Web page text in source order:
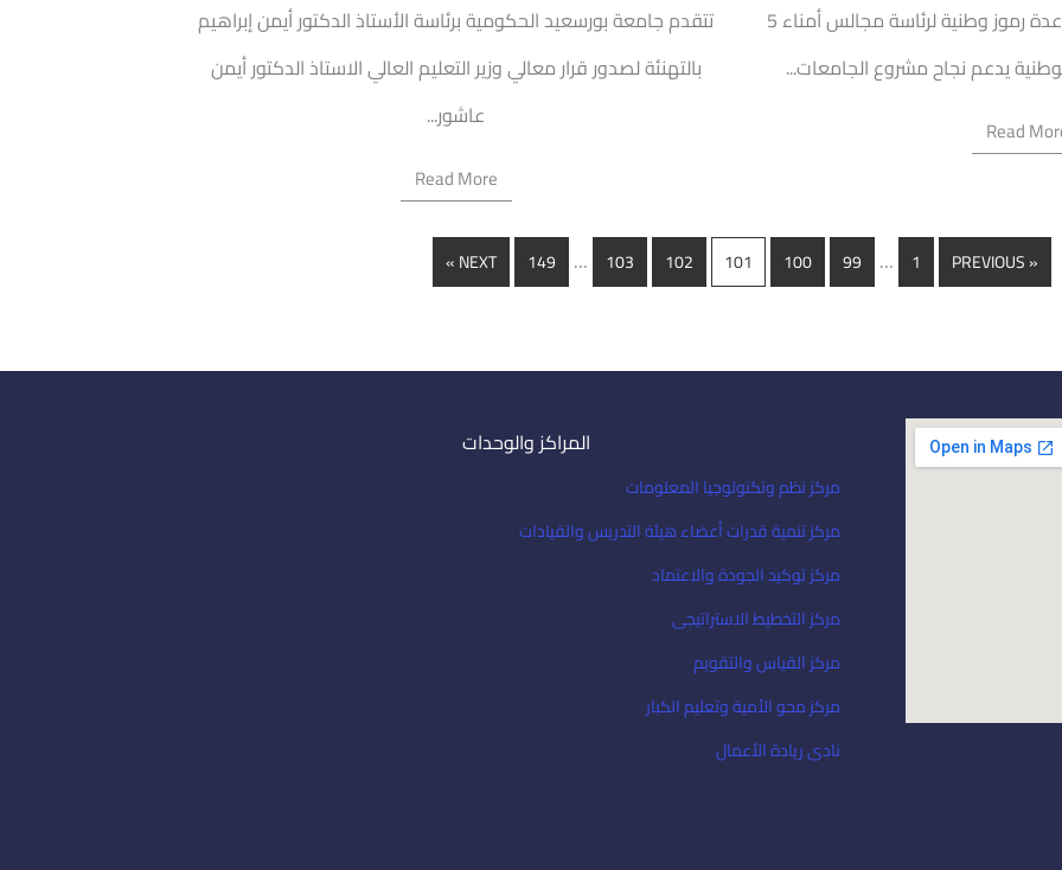
تتقدم جامعة بورسعيد الحكومية برئاسة الأستاذ الدكتور أيمن إبراهيم
بالتهنئة لصدور قرار معالي وزير التعليم العالي الاستاذ الدكتور أيمن
عاشور...
Read More
وزير التعليم العالي يعلن: اختيار عدة رموز وطنية لرئاسة مجالس أمناء 5
يدعم نجاح مشروع الجامعات...
Read
« PREVIOUS
1
…
99
100
101
102
103
…
149
NEXT »
المراكز والوحدات
مركز نظم وتكنولوجيا المعلومات
مركز تنمية قدرات أعضاء هيئة التدريس والقيادات
مركز توكيد الجودة والاعتماد
مركز التخطيط الاستراتيجى
مركز القياس والتقويم
مركز محو الأمية وتعليم الكبار
نادى ريادة الأعمال